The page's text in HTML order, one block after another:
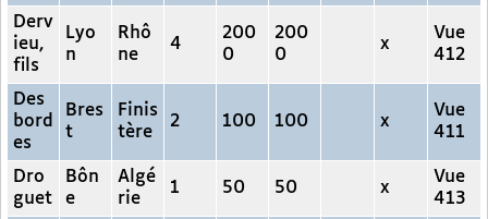
Derv
ieu,
fils
Lyo
n
Rhô
ne
4
200
0
200
0
x
Vue
412
Des
bord
es
Bres
t
Finis
tère
2 100 100 x
Vue
411
Dro
guet
Bôn
e
Algé
rie
1 50 50 x
Vue
413